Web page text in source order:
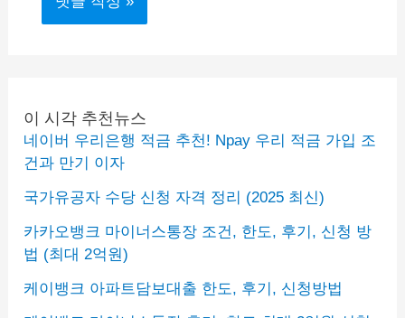
이 시각 추천뉴스
네이버 우리은행 적금 추천! Npay 우리 적금 가입 조
건과 만기 이자
국가유공자 수당 신청 자격 정리 (2025 최신)
카카오뱅크 마이너스통장 조건, 한도, 후기, 신청 방
법 (최대 2억원)
케이뱅크 아파트담보대출 한도, 후기, 신청방법